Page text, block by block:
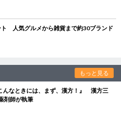
人気グルメから雑貨まで約30ブランド
もっと見る
んなときには、まず、漢方！』 漢方三
剤師が執筆